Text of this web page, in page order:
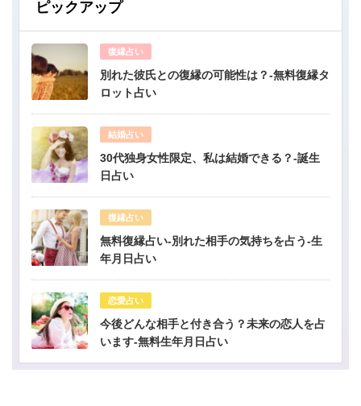
ピックアップ
復縁占い
別れた彼氏との復縁の可能性は？-無料復縁タ
ロット占い
結婚占い
30代独身女性限定、私は結婚できる？-誕生
日占い
復縁占い
無料復縁占い-別れた相手の気持ちを占う-生
年月日占い
恋愛占い
今後どんな相手と付き合う？未来の恋人を占
います-無料生年月日占い